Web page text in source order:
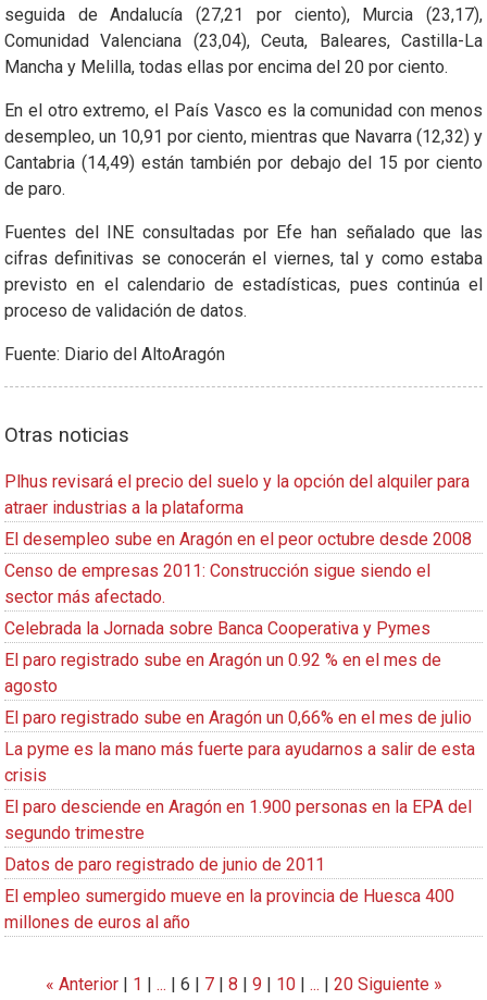
seguida de Andalucía (27,21 por ciento), Murcia (23,17),
Comunidad Valenciana (23,04), Ceuta, Baleares, Castilla-La
Mancha y Melilla, todas ellas por encima del 20 por ciento.
En el otro extremo, el País Vasco es la comunidad con menos
desempleo, un 10,91 por ciento, mientras que Navarra (12,32) y
Cantabria (14,49) están también por debajo del 15 por ciento
de paro.
Fuentes del INE consultadas por Efe han señalado que las
cifras definitivas se conocerán el viernes, tal y como estaba
previsto en el calendario de estadísticas, pues continúa el
proceso de validación de datos.
Fuente: Diario del AltoAragón
Otras noticias
Plhus revisará el precio del suelo y la opción del alquiler para
atraer industrias a la plataforma
El desempleo sube en Aragón en el peor octubre desde 2008
Censo de empresas 2011: Construcción sigue siendo el
sector más afectado.
Celebrada la Jornada sobre Banca Cooperativa y Pymes
El paro registrado sube en Aragón un 0.92 % en el mes de
agosto
El paro registrado sube en Aragón un 0,66% en el mes de julio
La pyme es la mano más fuerte para ayudarnos a salir de esta
crisis
El paro desciende en Aragón en 1.900 personas en la EPA del
segundo trimestre
Datos de paro registrado de junio de 2011
El empleo sumergido mueve en la provincia de Huesca 400
millones de euros al año
« Anterior| 1 | ... | 6 | 7| 8 | 9 | 10| ... | 20Siguiente »